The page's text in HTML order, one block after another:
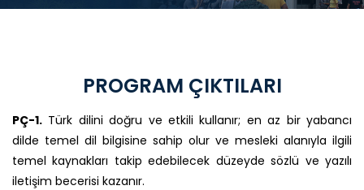
PROGRAM ÇIKTILARI
PÇ-1. Türk dilini doğru ve etkili kullanır; en az bir yabancı
dilde temel dil bilgisine sahip olur ve mesleki alanıyla ilgili
temel kaynakları takip edebilecek düzeyde sözlü ve yazılı
iletişim becerisi kazanır.